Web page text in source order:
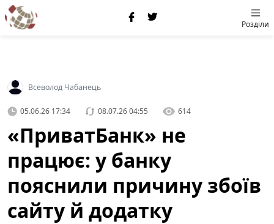
Розділи
Всеволод Чабанець
05.06.26 17:34 08.07.26 04:55 614
«ПриватБанк» не
працює: у банку
пояснили причину збоїв
сайту й додатку